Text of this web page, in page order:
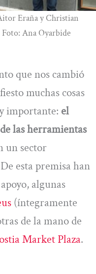
Eraña y Christian
Foto: Ana Oyarbide
que nos cambió
muchas cosas
importante: el
las herramientas
un sector
esta premisa han
algunas
(íntegramente
de la mano de
Market Plaza.